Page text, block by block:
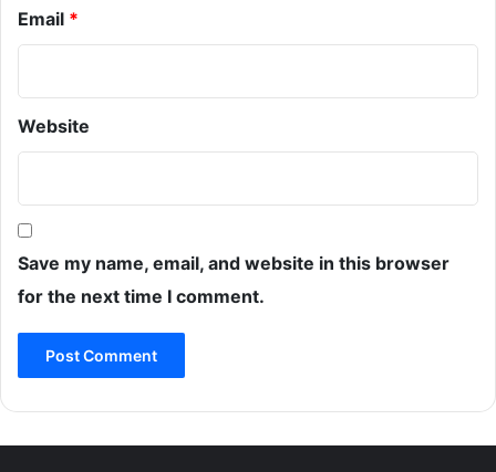
Email *
Website
Save my name, email, and website in this browser
for the next time I comment.